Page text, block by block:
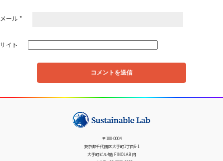
メール *
サイト
〒100-0004
東京都千代田区大手町1丁目6-1
大手町ビル4階 FINOLAB 内